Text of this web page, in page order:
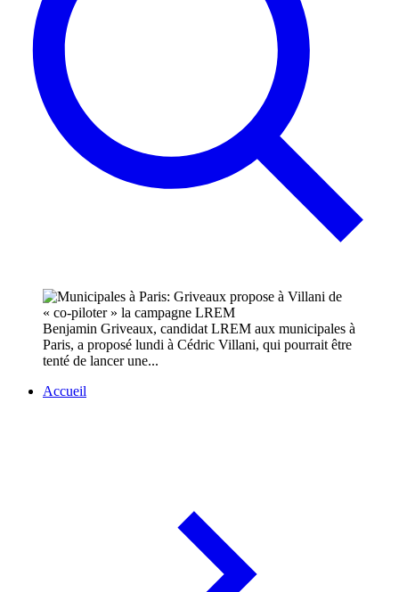
Benjamin Griveaux, candidat LREM aux municipales à
Paris, a proposé lundi à Cédric Villani, qui pourrait être
tenté de lancer une...
Accueil